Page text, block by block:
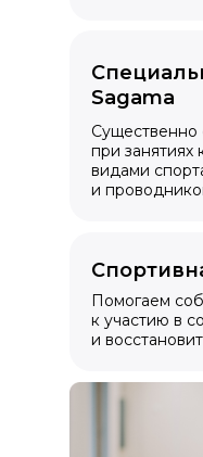
Помогаем
к участию в
и
Существенно
при занятиях
видами
и
Sagama